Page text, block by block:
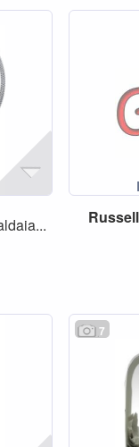
Russell
7